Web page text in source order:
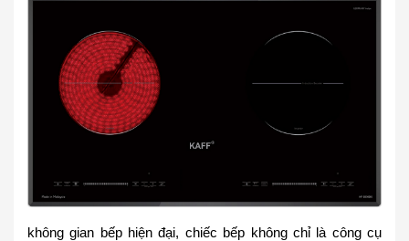
không gian bếp hiện đại, chiếc bếp không chỉ là công cụ